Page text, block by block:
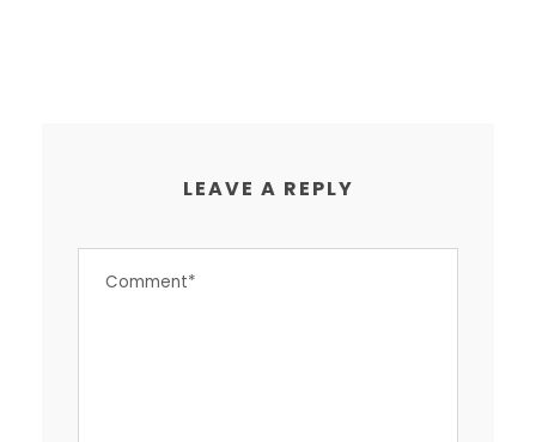
LEAVE A REPLY